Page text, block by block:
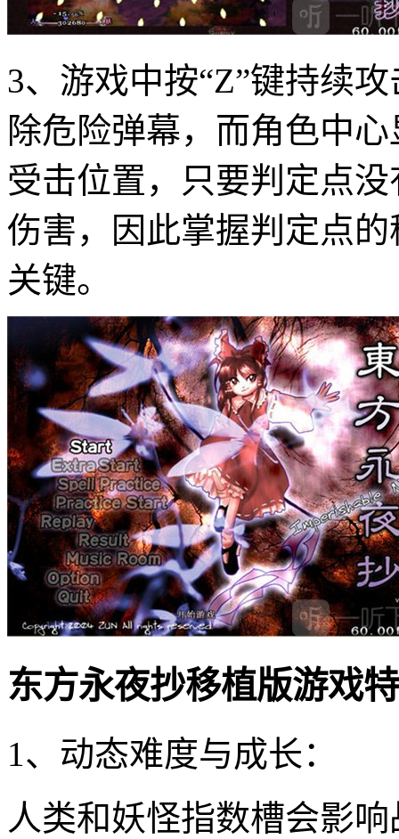
3、游戏中按“Z”键持续
除危险弹幕，而角色中
受击位置，只要判定点
伤害，因此掌握判定点
关键。
东方永夜抄移植版游戏
1、动态难度与成长：
人类和妖怪指数槽会影